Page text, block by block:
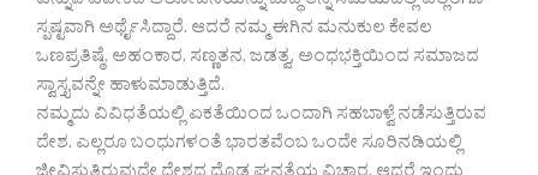
ಸ್ಪಷ್ಟವಾಗಿ ಅರ್ಥೈಸಿದ್ದಾರೆ. ಆದರೆ ನಮ್ಮ ಈಗಿನ ಮನುಕುಲ ಕೇವಲ
ಒಣಪ್ರತಿಷ್ಠೆ, ಅಹಂಕಾರ, ಸಣ್ಣತನ, ಜಡತ್ವ, ಅಂಧಭಕ್ತಿಯಿಂದ ಸಮಾಜದ
ಸ್ವಾಸ್ತ್ಯವನ್ನೇ ಹಾಳುಮಾಡುತ್ತಿದೆ.
ನಮ್ಮದು ವಿವಿಧತೆಯಲ್ಲಿ ಏಕತೆಯಿಂದ ಒಂದಾಗಿ ಸಹಬಾಳ್ವೆ ನಡೆಸುತ್ತಿರುವ
ದೇಶ. ಎಲ್ಲರೂ ಬಂಧುಗಳಂತೆ ಭಾರತವೆಂಬ ಒಂದೇ ಸೂರಿನಡಿಯಲ್ಲಿ